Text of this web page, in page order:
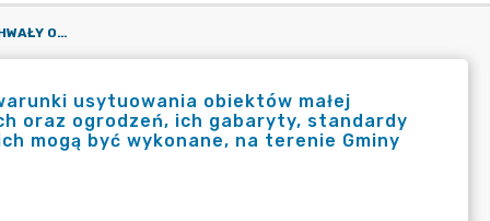
PRZYGOTOWANIE PROJEKTU UCHWAŁY OKREŚLAJĄCEJ ZASADY I WARUNKI USYTUOWANIA OBIEKTÓW MAŁEJ ARCHITEKTURY, TABLIC REKLAMOWYCH I URZĄDZEŃ REKLAMOWYCH ORAZ OGRODZEŃ, ICH GABARYTY, STANDARDY JAKOŚCIOWE ORAZ RODZAJE MATERIAŁÓW BUDOWLANYCH, Z JAKICH MOGĄ BYĆ WYKONANE, NA TERENIE GMINY RASZYN WRAZ Z NIEZBĘDNĄ DOKUMENTACJĄ
usytuowania obiektów małej
oraz ogrodzeń, ich gabaryty, standardy
mogą być wykonane, na terenie Gminy